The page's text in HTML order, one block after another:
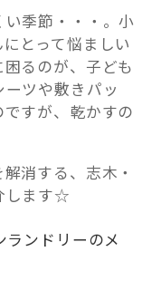
季節・・・。小
とって悩ましい
るのが、子ども
ツや敷きパッ
すが、乾かすの
消する、志木・
します☆
ンドリーのメ